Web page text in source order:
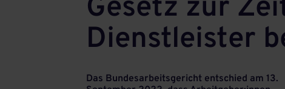
Gesetz zur
Dienstleister
Das Bundesarbeitsgericht entschied am 13.